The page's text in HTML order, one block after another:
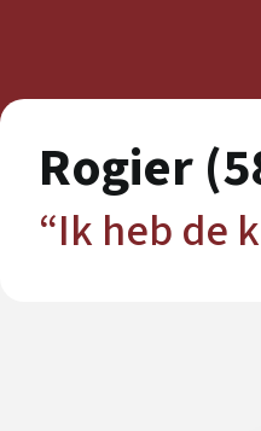
Rogier
“Ik heb de